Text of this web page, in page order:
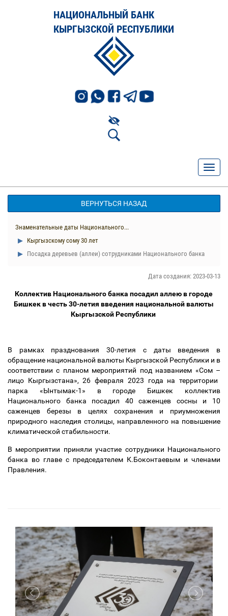
НАЦИОНАЛЬНЫЙ БАНК
КЫРГЫЗСКОЙ РЕСПУБЛИКИ
ВЕРНУТЬСЯ НАЗАД
Знаменательные даты Национального...
Кыргызскому сому 30 лет
Посадка деревьев (аллеи) сотрудниками Национального банка
Дата создания: 2023-03-13
Коллектив Национального банка посадил аллею в городе
Бишкек в честь 30-летия введения национальной валюты
Кыргызской Республики
В рамках празднования 30-летия с даты введения в
обращение национальной валюты Кыргызской Республики и в
соответствии с планом мероприятий под названием «Сом –
лицо Кыргызстана», 26 февраля 2023 года на территории
парка «Ынтымак-1» в городе Бишкек коллектив
Национального банка посадил 40 саженцев сосны и 10
саженцев березы в целях сохранения и приумножения
природного наследия столицы, направленного на повышение
климатической стабильности.
В мероприятии приняли участие сотрудники Национального
банка во главе с председателем К.Боконтаевым и членами
Правления.